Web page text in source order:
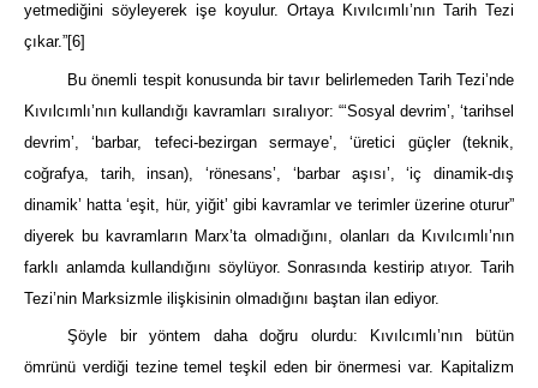
yetmediğini söyleyerek işe koyulur. Ortaya Kıvılcımlı’nın Tarih Tezi
çıkar.”[6]
Bu önemli tespit konusunda bir tavır belirlemeden Tarih Tezi’nde
Kıvılcımlı’nın kullandığı kavramları sıralıyor: “‘Sosyal devrim’, ‘tarihsel
devrim’, ‘barbar, tefeci-bezirgan sermaye’, ‘üretici güçler (teknik,
coğrafya, tarih, insan), ‘rönesans’, ‘barbar aşısı’, ‘iç dinamik-dış
dinamik’ hatta ‘eşit, hür, yiğit’ gibi kavramlar ve terimler üzerine oturur”
diyerek bu kavramların Marx’ta olmadığını, olanları da Kıvılcımlı’nın
farklı anlamda kullandığını söylüyor. Sonrasında kestirip atıyor. Tarih
Tezi’nin Marksizmle ilişkisinin olmadığını baştan ilan ediyor.
Şöyle bir yöntem daha doğru olurdu: Kıvılcımlı’nın bütün
ömrünü verdiği tezine temel teşkil eden bir önermesi var. Kapitalizm